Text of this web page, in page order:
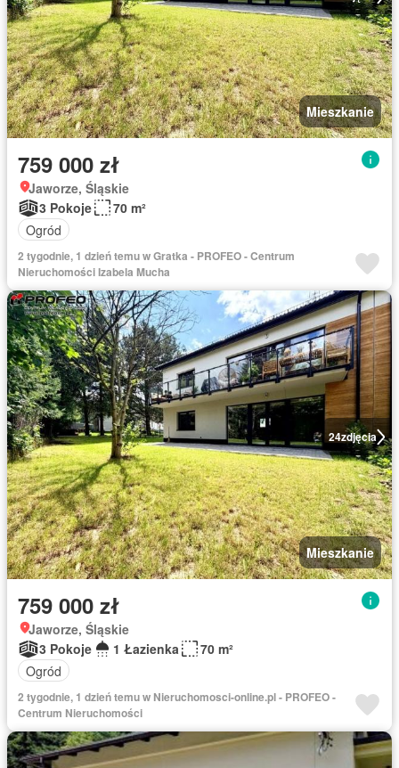
Mieszkanie
759 000 zł
Jaworze, Śląskie
3 Pokoje
70 m²
Ogród
2 tygodnie, 1 dzień temu w Gratka - PROFEO - Centrum
Nieruchomości Izabela Mucha
24zdjęcia
Mieszkanie
759 000 zł
Jaworze, Śląskie
3 Pokoje
1 Łazienka
70 m²
Ogród
2 tygodnie, 1 dzień temu w Nieruchomosci-online.pl - PROFEO -
Centrum Nieruchomości